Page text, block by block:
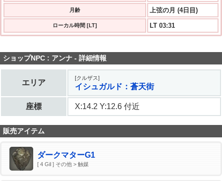
月齢 上弦の月 (4日目)
ローカル時間 [LT] LT 03:31
ショップNPC : アンナ - 詳細情報
エリア
[クルザス]
イシュガルド：蒼天街
座標 X:14.2 Y:12.6 付近
販売アイテム
ダークマターG1
[ 4 Gil ] その他 > 触媒